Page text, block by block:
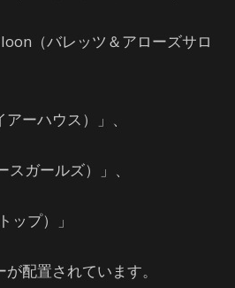
（バレッツ＆アローズサロ
ーハウス）」、
スガールズ）」、
ップ）」
配置されています。